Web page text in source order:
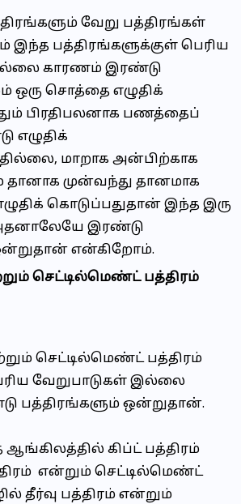
வேறு பத்திரங்கள்
இந்த பத்திரங்களுக்குள் பெரிய
காரணம் இரண்டு
ஒரு சொத்தை எழுதிக்
பிரதிபலனாக பணத்தைப்
எழுதிக்
மாறாக அன்பிற்காக
தானாக முன்வந்து தானமாக
கொடுப்பதுதான் இந்த இரு
இரண்டு
என்கிறோம்.
செட்டில்மெண்ட் பத்திரம்
செட்டில்மெண்ட் பத்திரம்
வேறுபாடுகள் இல்லை
பத்திரங்களும் ஒன்றுதான்.
கிப்ட் பத்திரம்
என்றும் செட்டில்மெண்ட்
தீர்வு பத்திரம் என்றும்